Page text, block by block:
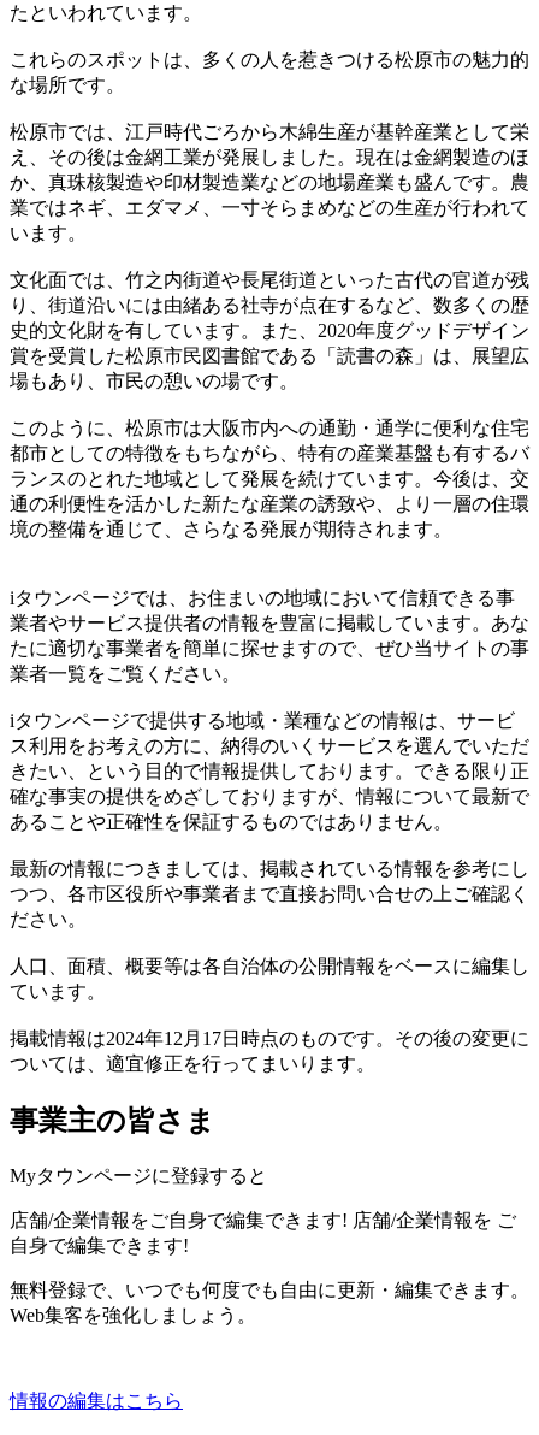
たといわれています。
これらのスポットは、多くの人を惹きつける松原市の魅力的
な場所です。
松原市では、江戸時代ごろから木綿生産が基幹産業として栄
え、その後は金網工業が発展しました。現在は金網製造のほ
か、真珠核製造や印材製造業などの地場産業も盛んです。農
業ではネギ、エダマメ、一寸そらまめなどの生産が行われて
います。
文化面では、竹之内街道や長尾街道といった古代の官道が残
り、街道沿いには由緒ある社寺が点在するなど、数多くの歴
史的文化財を有しています。また、2020年度グッドデザイン
賞を受賞した松原市民図書館である「読書の森」は、展望広
場もあり、市民の憩いの場です。
このように、松原市は大阪市内への通勤・通学に便利な住宅
都市としての特徴をもちながら、特有の産業基盤も有するバ
ランスのとれた地域として発展を続けています。今後は、交
通の利便性を活かした新たな産業の誘致や、より一層の住環
境の整備を通じて、さらなる発展が期待されます。
iタウンページでは、お住まいの地域において信頼できる事
業者やサービス提供者の情報を豊富に掲載しています。あな
たに適切な事業者を簡単に探せますので、ぜひ当サイトの事
業者一覧をご覧ください。
iタウンページで提供する地域・業種などの情報は、サービ
ス利用をお考えの方に、納得のいくサービスを選んでいただ
きたい、という目的で情報提供しております。できる限り正
確な事実の提供をめざしておりますが、情報について最新で
あることや正確性を保証するものではありません。
最新の情報につきましては、掲載されている情報を参考にし
つつ、各市区役所や事業者まで直接お問い合せの上ご確認く
ださい。
人口、面積、概要等は各自治体の公開情報をベースに編集し
ています。
掲載情報は2024年12月17日時点のものです。その後の変更に
ついては、適宜修正を行ってまいります。
事業主の皆さま
Myタウンページに登録すると
店舗/企業情報をご自身で編集できます! 店舗/企業情報を ご
自身で編集できます!
無料登録で、いつでも何度でも自由に更新・編集できます。
Web集客を強化しましょう。
情報の編集はこちら